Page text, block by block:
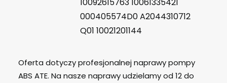
000405574D0 A2044310712
Q01 10021201144
Oferta dotyczy profesjonalnej naprawy pompy
ABS ATE. Na nasze naprawy udzielamy od 12 do